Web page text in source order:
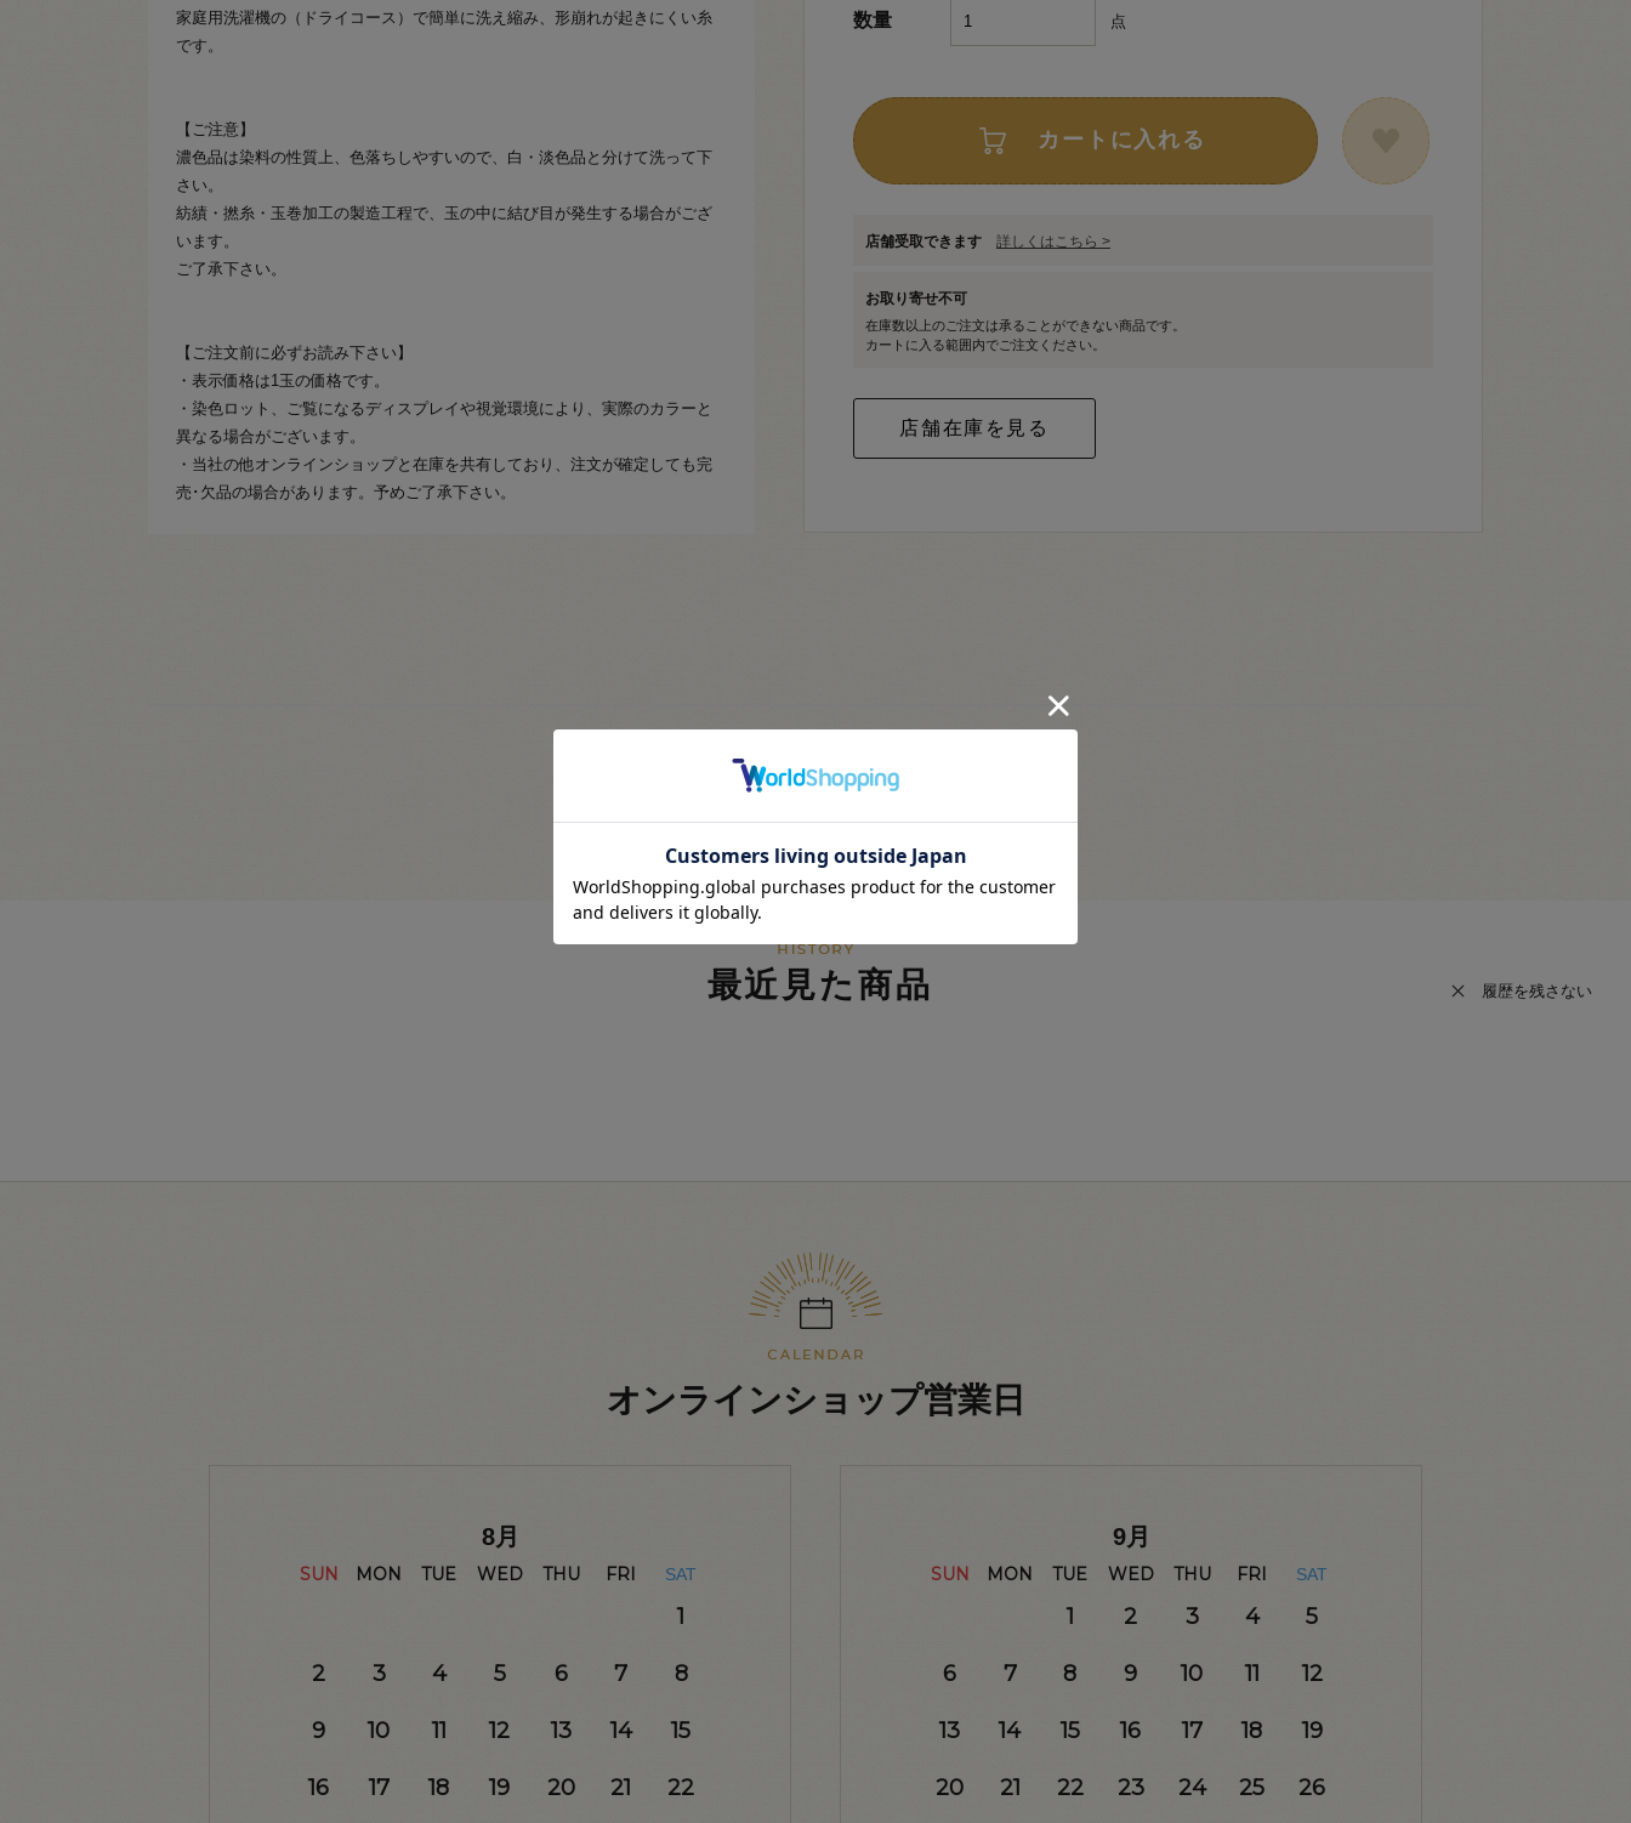
家庭用洗濯機の（ドライコース）で簡単に洗え縮み、形崩れが起きにくい糸
です。
【ご注意】
濃色品は染料の性質上、色落ちしやすいので、白・淡色品と分けて洗って下
さい。
紡績・撚糸・玉巻加工の製造工程で、玉の中に結び目が発生する場合がござ
います。
ご了承下さい。
【ご注文前に必ずお読み下さい】
・表示価格は1玉の価格です。
・染色ロット、ご覧になるディスプレイや視覚環境により、実際のカラーと
異なる場合がございます。
・当社の他オンラインショップと在庫を共有しており、注文が確定しても完
売･欠品の場合があります。予めご了承下さい。
数量 点
カートに入れる
店舗受取できます 詳しくはこちら >
お取り寄せ不可
在庫数以上のご注文は承ることができない商品です。
カートに入る範囲内でご注文ください。
最近見た商品 履歴を残さない
オンラインショップ営業日
8月
SUN MON TUE WED THU FRI SAT
1
2 3 4 5 6 7 8
9 10 11 12 13 14 15
16 17 18 19 20 21 22
9月
SUN MON TUE WED THU FRI SAT
1 2 3 4 5
6 7 8 9 10 11 12
13 14 15 16 17 18 19
20 21 22 23 24 25 26